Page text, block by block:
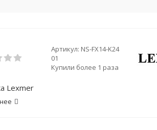
Артикул: NS-FX14-K24
01
Купили более 1 раза
Lexmer